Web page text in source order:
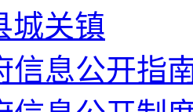
城关镇
信息公开指